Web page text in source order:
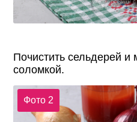
Почистить сельдерей и
соломкой.
Фото 2